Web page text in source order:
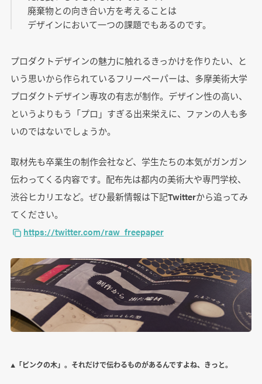
廃棄物との向き合い方を考えることは
デザインにおいて一つの課題でもあるのです。
プロダクトデザインの魅力に触れるきっかけを作りたい、と
いう思いから作られているフリーペーパーは、多摩美術大学
プロダクトデザイン専攻の有志が制作。デザイン性の高い、
というよりもう「プロ」すぎる出来栄えに、ファンの人も多
いのではないでしょうか。
取材先も卒業生の制作会社など、学生たちの本気がガンガン
伝わってくる内容です。配布先は都内の美術大や専門学校、
渋谷ヒカリエなど。ぜひ最新情報は下記Twitterから追ってみ
てください。
https://twitter.com/raw_freepaper
▲「ピンクの木」。それだけで伝わるものがあるんですよね、きっと。